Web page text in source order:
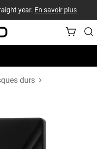
year. En savoir plus
durs